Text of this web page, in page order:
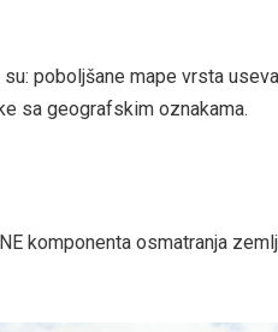
poboljšane mape vrsta
sa geografskim oznakama.
komponenta osmatranja